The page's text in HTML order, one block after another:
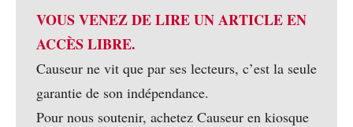
VOUS VENEZ DE LIRE UN ARTICLE EN
ACCÈS LIBRE.
Causeur ne vit que par ses lecteurs, c’est la seule
garantie de son indépendance.
Pour nous soutenir, achetez Causeur en kiosque